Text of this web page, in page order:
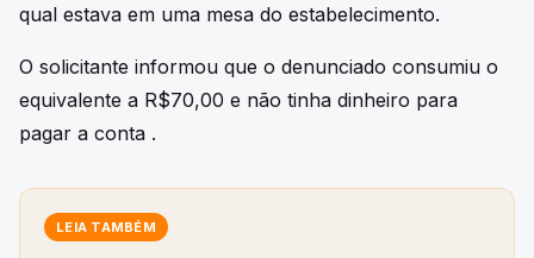
qual estava em uma mesa do estabelecimento.
O solicitante informou que o denunciado consumiu o
equivalente a R$70,00 e não tinha dinheiro para
pagar a conta .
LEIA TAMBÉM